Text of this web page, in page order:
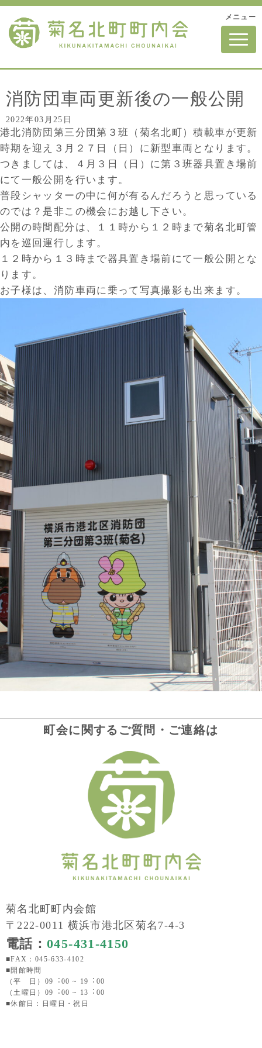
メニュー
N
a
v
t
i
消防団車両更新後の一般公開
2022年03月25日
港北消防団第三分団第３班（菊名北町）積載車が更新
時期を迎え３月２７日（日）に新型車両となります。
つきましては、４月３日（日）に第３班器具置き場前
にて一般公開を行います。
普段シャッターの中に何が有るんだろうと思っている
のでは？是非この機会にお越し下さい。
公開の時間配分は、１１時から１２時まで菊名北町管
内を巡回運行します。
１２時から１３時まで器具置き場前にて一般公開とな
ります。
お子様は、消防車両に乗って写真撮影も出来ます。
町会に関するご質問・ご連絡は
菊名北町町内会館
〒222-0011 横浜市港北区菊名7-4-3
電話：045-431-4150
■FAX：045-633-4102
■開館時間
（平 日）09︓00 ~ 19︓00
（土曜日）09︓00 ~ 13︓00
■休館日：日曜日・祝日